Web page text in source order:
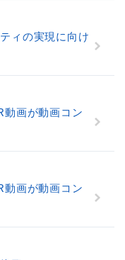
ィの実現に向け
動画が動画コン
動画が動画コン